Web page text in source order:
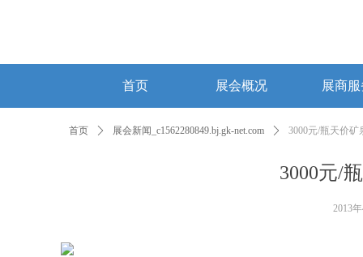
首页
首页
展会概况
展会概况
展商
展商服
3000元/
首页 ꄲ 展会新闻_c1562280849.bj.gk-net.com ꄲ 3000元/瓶天价
2013